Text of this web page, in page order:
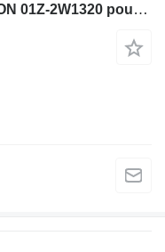
Moteur Caterpillar 3208 OCCASION 01Z-2W1320 pour matériel de TP